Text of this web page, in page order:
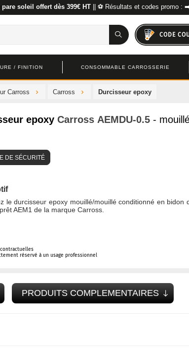
pare soleil offert dès 399€ HT|| ⚽ Résultats et codes promo :
CODE
/ FINITION CONSOMMABLE CARROSSERIE
Carross Carross Durcisseur epoxy
epoxy Carross AEMDU-0.5 -
DE SÉCURITÉ
le durcisseur epoxy mouillé/mouillé conditionné en bidon
AEM1 de la marque Carross.
réservé à un usage professionnel
PRODUITS COMPLEMENTAIRES